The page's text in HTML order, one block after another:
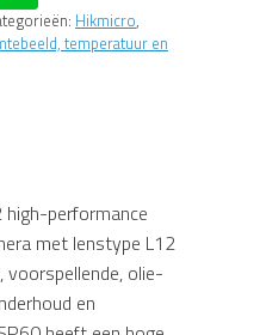
Hikmicro,
temperatuur en
high-performance
met lenstype L12
voorspellende, olie-
en